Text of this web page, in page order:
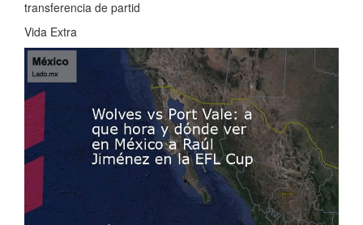
transferencia de partid
Vida Extra